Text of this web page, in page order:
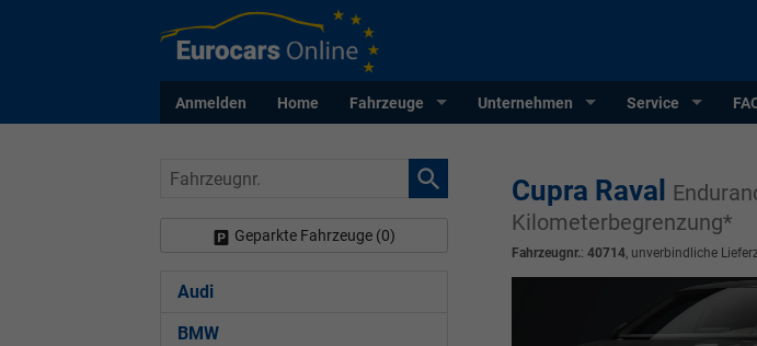
Anmelden Home Fahrzeuge Unternehmen Service
Cupra Raval
Kilometerbegrenzung*
Fahrzeugnr.: 40714, unverbindliche
Fahrzeugnr.
Geparkte Fahrzeuge (0)
Audi
BMW